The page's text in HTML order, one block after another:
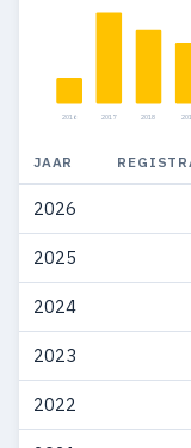
2009
2008
2007
2006
2005
2004
2016 2017 2018
JAAR
2026
2025
2024
2023
2022